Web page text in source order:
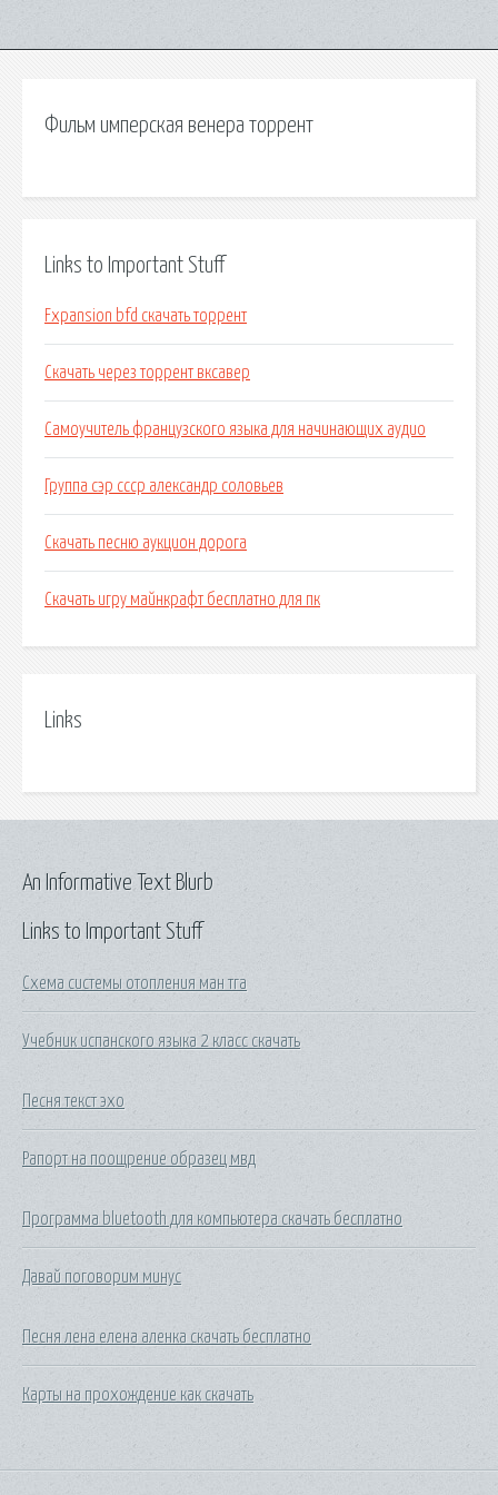
Фильм имперская венера торрент
Links to Important Stuff
Fxpansion bfd скачать торрент
Скачать через торрент вксавер
Самоучитель французского языка для начинающих аудио
Группа сэр ссср александр соловьев
Скачать песню аукцион дорога
Скачать игру майнкрафт бесплатно для пк
Links
Links to Important Stuff
Схема системы отопления ман тга
Учебник испанского языка 2 класс скачать
Песня текст эхо
Рапорт на поощрение образец мвд
Программа bluetooth для компьютера скачать бесплатно
Давай поговорим минус
Песня лена елена аленка скачать бесплатно
Карты на прохождение как скачать
An Informative Text Blurb